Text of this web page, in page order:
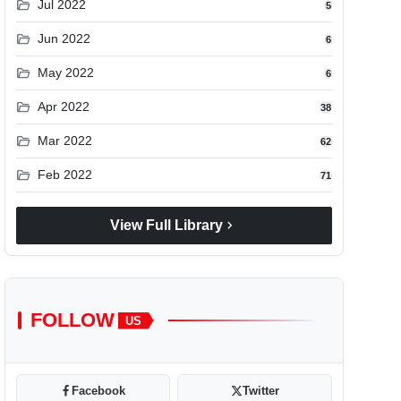
folder_open Jul 2022 5
folder_open Jun 2022 6
folder_open May 2022 6
folder_open Apr 2022 38
folder_open Mar 2022 62
folder_open Feb 2022 71
View Full Library chevron_right
FOLLOW US
Facebook Twitter